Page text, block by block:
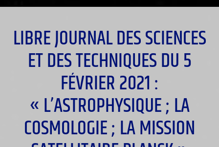
LIBRE JOURNAL DES SCIENCES
ET DES TECHNIQUES DU 5
FÉVRIER 2021 :
« L’ASTROPHYSIQUE ; LA
COSMOLOGIE ; LA MISSION